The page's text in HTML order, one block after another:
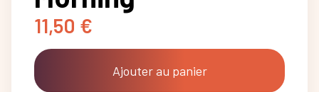
11,50 €
Ajouter au panier